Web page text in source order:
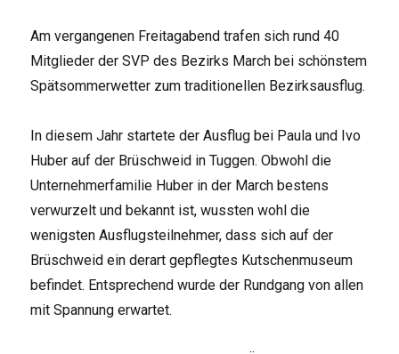
Am vergangenen Freitagabend trafen sich rund 40
Mitglieder der SVP des Bezirks March bei schönstem
Spätsommerwetter zum traditionellen Bezirksausflug.
In diesem Jahr startete der Ausflug bei Paula und Ivo
Huber auf der Brüschweid in Tuggen. Obwohl die
Unternehmerfamilie Huber in der March bestens
verwurzelt und bekannt ist, wussten wohl die
wenigsten Ausflugsteilnehmer, dass sich auf der
Brüschweid ein derart gepflegtes Kutschenmuseum
befindet. Entsprechend wurde der Rundgang von allen
mit Spannung erwartet.